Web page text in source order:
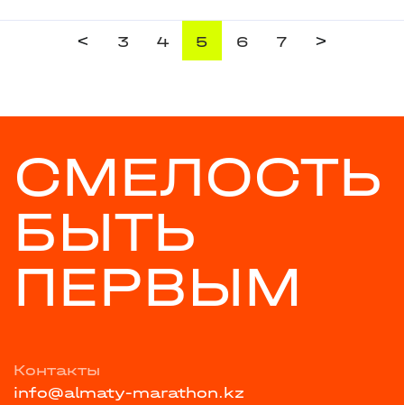
< 3 4 5 6 7 >
СМЕЛОСТЬ
БЫТЬ
ПЕРВЫМ
Контакты
info@almaty-marathon.kz